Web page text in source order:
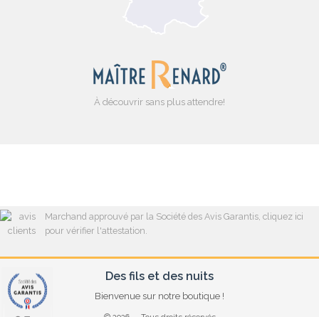
À découvrir sans plus attendre!
Marchand approuvé par la Société des Avis Garantis, cliquez ici
pour vérifier l'attestation.
Des fils et des nuits
Bienvenue sur notre boutique !